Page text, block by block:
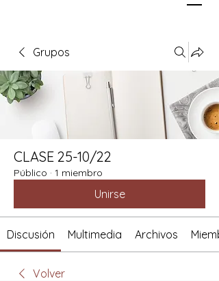
Grupos
CLASE 25-10/22
Público · 1 miembro
Unirse
Discusión Multimedia Archivos
Volver